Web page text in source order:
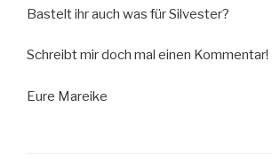
Bastelt ihr auch was für Silvester?
Schreibt mir doch mal einen Kommentar!
Eure Mareike